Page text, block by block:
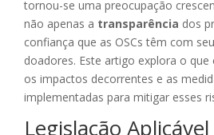
tornou-se uma preocupação
não apenas a transparência dos
confiança que as OSCs têm com
doadores. Este artigo explora o
os impactos decorrentes e as
implementadas para mitigar esses
Legislação Aplicável